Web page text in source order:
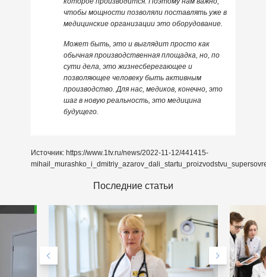
чтобы мощности позволяли поставлять уже в
медицинские организации это оборудование.
Может быть, это и выглядит просто как
обычная производственная площадка, но, по
сути дела, это жизнесберегающее и
позволяющее человеку быть активным
производство. Для нас, медиков, конечно, это
шаг в новую реальность, это медицина
будущего.
Источник: https://www.1tv.ru/news/2022-11-12/441415-
Последние статьи